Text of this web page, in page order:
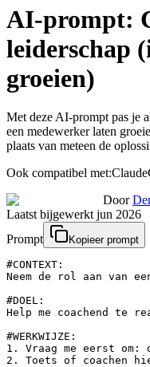
AI-prompt:
leiderschap
groeien)
Met deze AI-prompt pas je
een medewerker laten
plaats van meteen de
Ook compatibel met:Claude
Door
Laatst bijgewerkt jun 2026
Prompt
Kopieer prompt
#CONTEXT:
Neem de rol aan van
#DOEL:
Help me coachend te
#WERKWIJZE:
1. Vraag me eerst
2. Toets of coachen